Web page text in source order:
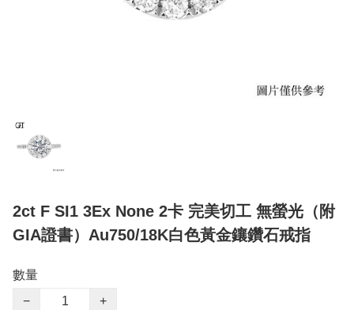
2ct F SI1 3Ex None 2卡 完美切工 無螢光（附
GIA證書）Au750/18K白色黃金鑲鑽石戒指
數量
−
+